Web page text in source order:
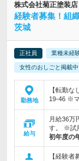
株式会社菊正塗装店
経験者募集！組
茨城
正社員 業種未経
女性のおしごと掲載中
勤務地
【転勤
19-46 ※
給与
月給36万
す。 ※試
初年度の
【経験